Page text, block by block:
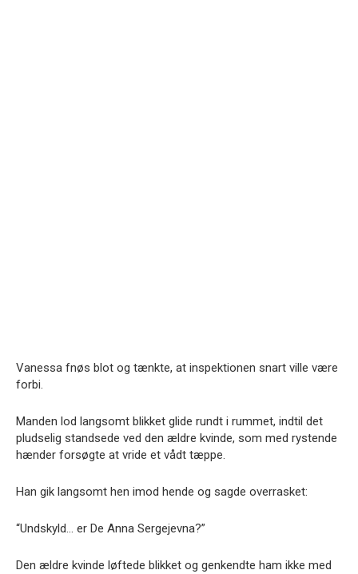
Vanessa fnøs blot og tænkte, at inspektionen snart ville være
forbi.
Manden lod langsomt blikket glide rundt i rummet, indtil det
pludselig standsede ved den ældre kvinde, som med rystende
hænder forsøgte at vride et vådt tæppe.
Han gik langsomt hen imod hende og sagde overrasket:
“Undskyld… er De Anna Sergejevna?”
Den ældre kvinde løftede blikket og genkendte ham ikke med